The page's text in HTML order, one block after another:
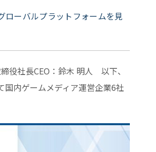
ローバルプラットフォームを見
役社長CEO：鈴木 明人 以下、
内ゲームメディア運営企業6社